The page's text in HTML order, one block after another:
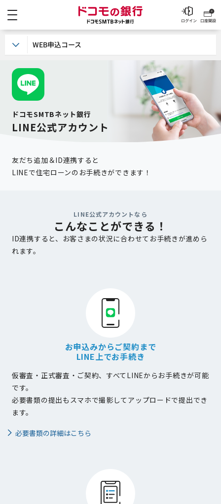
ドコモの銀行 ドコモ
口座開設
ログイン
ドコモSMTBネット銀行
LINE公式アカウント
友だち追加＆ID連携すると
LINEで住宅ローンのお手続きができます！
LINE公式アカウントなら
こんなことができる！
ID連携すると、お客さまの状況に合わせてお手続きが進めら
れます。
お申込みからご契約まで
LINE上でお手続き
仮審査・正式審査・ご契約、すべてLINEからお手続きが可能
です。
必要書類の提出もスマホで撮影してアップロードで提出でき
ます。
必要書類の詳細はこちら
WEB申込コース